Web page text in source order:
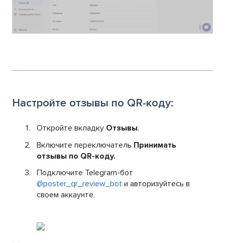
Настройте отзывы по QR-коду:
Откройте вкладку Отзывы.
Включите переключатель Принимать
отзывы по QR-коду.
Подключите Telegram-бот
@poster_qr_review_bot и авторизуйтесь в
своем аккаунте.